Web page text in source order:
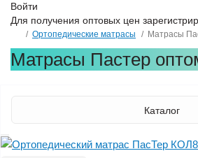
Войти
Для получения оптовых цен
Ортопедические матрасы Матрасы
Матрасы Пастер
Каталог